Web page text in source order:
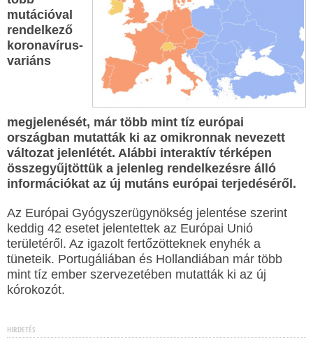
mutációval
rendelkező
koronavírus-
variáns
megjelenését, már több mint tíz európai
országban mutatták ki az omikronnak nevezett
változat jelenlétét. Alábbi interaktív térképen
összegyűjtöttük a jelenleg rendelkezésre álló
információkat az új mutáns európai terjedéséről.
Az Európai Gyógyszerügynökség jelentése szerint
keddig 42 esetet jelentettek az Európai Unió
területéről. Az igazolt fertőzötteknek enyhék a
tüneteik. Portugáliában és Hollandiában már több
mint tíz ember szervezetében mutatták ki az új
kórokozót.
HIRDETÉS